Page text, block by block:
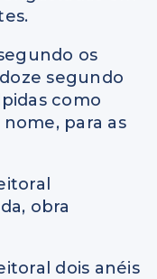
os
segundo
como
para as
obra
dois anéis